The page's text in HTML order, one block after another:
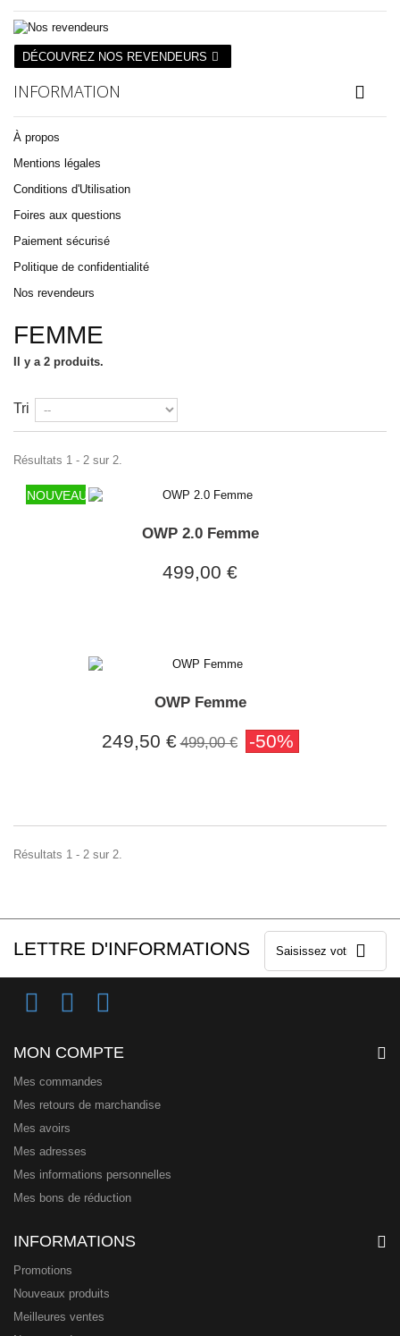
DÉCOUVREZ NOS REVENDEURS
INFORMATION
À propos
Mentions légales
Conditions d'Utilisation
Foires aux questions
Paiement sécurisé
Politique de confidentialité
Nos revendeurs
FEMME
Il y a 2 produits.
Tri
Résultats 1 - 2 sur 2.
NOUVEAU
OWP 2.0 Femme
499,00 €
OWP Femme
249,50 € 499,00 € -50%
Résultats 1 - 2 sur 2.
LETTRE D'INFORMATIONS
MON COMPTE
Mes commandes
Mes retours de marchandise
Mes avoirs
Mes adresses
Mes informations personnelles
Mes bons de réduction
INFORMATIONS
Promotions
Nouveaux produits
Meilleures ventes